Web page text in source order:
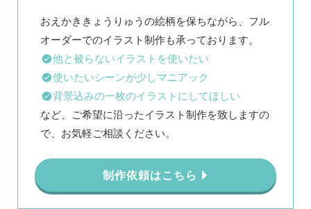
おえかききょうりゅうの絵柄を保ちながら、フル
他と被らないイラストを使いたい
使いたいシーンが少しマニアック
背景込みの一枚のイラストにしてほしい
など、ご希望に沿ったイラスト制作を致しますの
で、お気軽ご相談ください。
制作依頼はこちら